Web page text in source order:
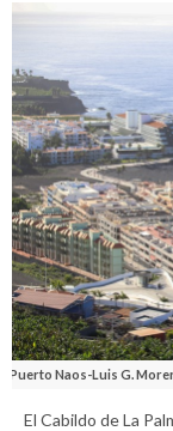
Puerto Naos-Luis G.
El Cabildo de La